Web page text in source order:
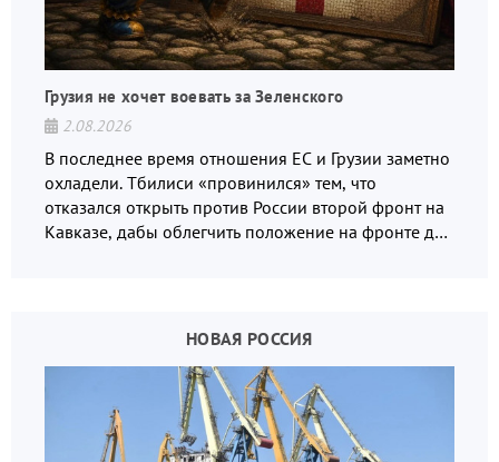
Грузия не хочет воевать за Зеленского
2.08.2026
В последнее время отношения ЕС и Грузии заметно
охладели. Тбилиси «провинился» тем, что
отказался открыть против России второй фронт на
Кавказе, дабы облегчить положение на фронте для
НОВАЯ РОССИЯ